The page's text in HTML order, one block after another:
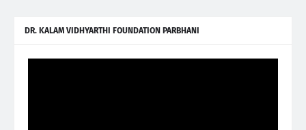
DR. KALAM VIDHYARTHI FOUNDATION PARBHANI